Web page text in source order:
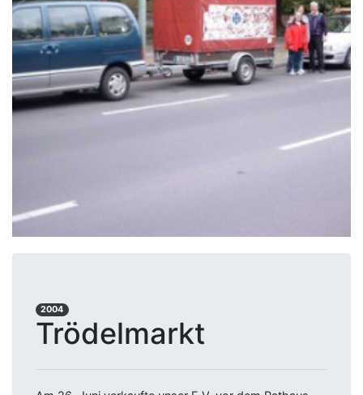
2004
Trödelmarkt